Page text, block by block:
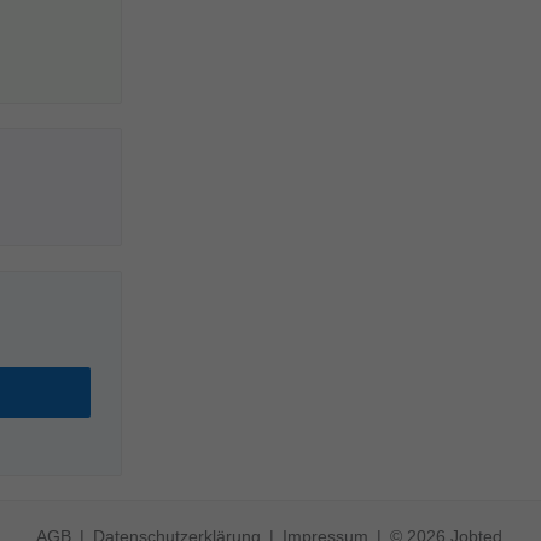
AGB Datenschutzerklärung Impressum © 2026 Jobted